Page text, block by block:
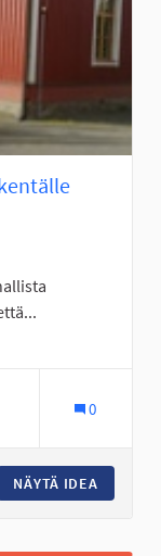
0
NÄYTÄ IDEA